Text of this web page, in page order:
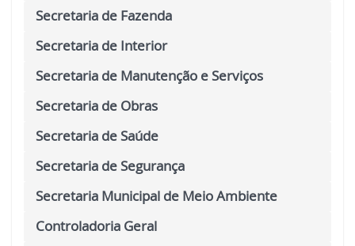
Secretaria de Fazenda
Secretaria de Interior
Secretaria de Manutenção e Serviços
Secretaria de Obras
Secretaria de Saúde
Secretaria de Segurança
Secretaria Municipal de Meio Ambiente
Controladoria Geral